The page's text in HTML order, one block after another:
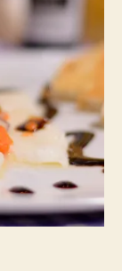
Mozzarella